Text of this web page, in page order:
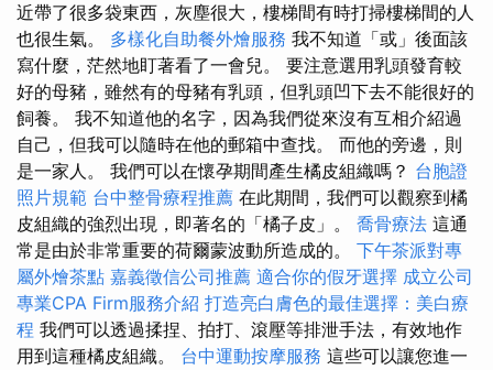
近帶了很多袋東西，灰塵很大，樓梯間有時打掃樓梯間的人
也很生氣。 多樣化自助餐外燴服務 我不知道「或」後面該
寫什麼，茫然地盯著看了一會兒。 要注意選用乳頭發育較
好的母豬，雖然有的母豬有乳頭，但乳頭凹下去不能很好的
飼養。 我不知道他的名字，因為我們從來沒有互相介紹過
自己，但我可以隨時在他的郵箱中查找。 而他的旁邊，則
是一家人。 我們可以在懷孕期間產生橘皮組織嗎？ 台胞證
照片規範 台中整骨療程推薦 在此期間，我們可以觀察到橘
皮組織的強烈出現，即著名的「橘子皮」。 喬骨療法 這通
常是由於非常重要的荷爾蒙波動所造成的。 下午茶派對專
屬外燴茶點 嘉義徵信公司推薦 適合你的假牙選擇 成立公司
專業CPA Firm服務介紹 打造亮白膚色的最佳選擇：美白療
程 我們可以透過揉捏、拍打、滾壓等排泄手法，有效地作
用到這種橘皮組織。 台中運動按摩服務 這些可以讓您進一